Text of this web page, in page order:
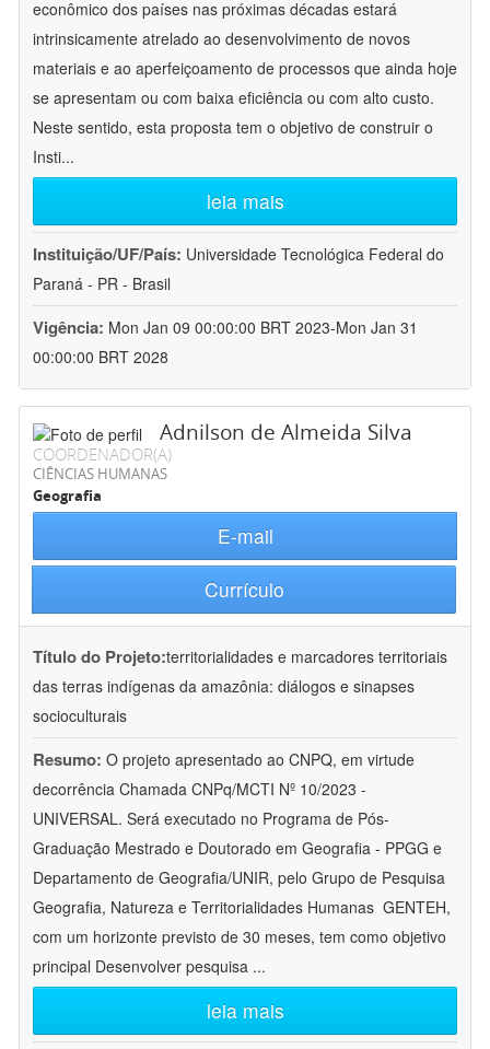
econômico dos países nas próximas décadas estará
intrinsicamente atrelado ao desenvolvimento de novos
materiais e ao aperfeiçoamento de processos que ainda hoje
se apresentam ou com baixa eficiência ou com alto custo.
Neste sentido, esta proposta tem o objetivo de construir o
Insti...
leia mais
Instituição/UF/País: Universidade Tecnológica Federal do
Paraná - PR - Brasil
Vigência: Mon Jan 09 00:00:00 BRT 2023-Mon Jan 31
00:00:00 BRT 2028
Adnilson de Almeida Silva
COORDENADOR(A)
CIÊNCIAS HUMANAS
Geografia
E-mail
Currículo
Título do Projeto:territorialidades e marcadores territoriais
das terras indígenas da amazônia: diálogos e sinapses
socioculturais
Resumo: O projeto apresentado ao CNPQ, em virtude
decorrência Chamada CNPq/MCTI Nº 10/2023 -
UNIVERSAL. Será executado no Programa de Pós-
Graduação Mestrado e Doutorado em Geografia - PPGG e
Departamento de Geografia/UNIR, pelo Grupo de Pesquisa
Geografia, Natureza e Territorialidades Humanas  GENTEH,
com um horizonte previsto de 30 meses, tem como objetivo
principal Desenvolver pesquisa ...
leia mais